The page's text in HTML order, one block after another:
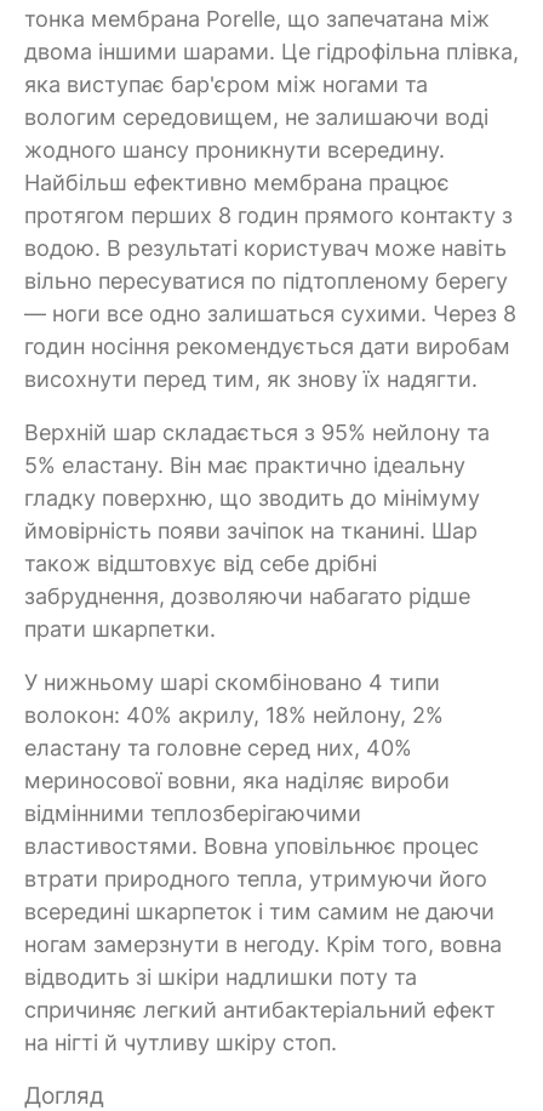
тонка мембрана Porelle, що запечатана між
двома іншими шарами. Це гідрофільна плівка,
яка виступає бар'єром між ногами та
вологим середовищем, не залишаючи воді
жодного шансу проникнути всередину.
Найбільш ефективно мембрана працює
протягом перших 8 годин прямого контакту з
водою. В результаті користувач може навіть
вільно пересуватися по підтопленому берегу
— ноги все одно залишаться сухими. Через 8
годин носіння рекомендується дати виробам
висохнути перед тим, як знову їх надягти.
Верхній шар складається з 95% нейлону та
5% еластану. Він має практично ідеальну
гладку поверхню, що зводить до мінімуму
ймовірність появи зачіпок на тканині. Шар
також відштовхує від себе дрібні
забруднення, дозволяючи набагато рідше
прати шкарпетки.
У нижньому шарі скомбіновано 4 типи
волокон: 40% акрилу, 18% нейлону, 2%
еластану та головне серед них, 40%
мериносової вовни, яка наділяє вироби
відмінними теплозберігаючими
властивостями. Вовна уповільнює процес
втрати природного тепла, утримуючи його
всередині шкарпеток і тим самим не даючи
ногам замерзнути в негоду. Крім того, вовна
відводить зі шкіри надлишки поту та
спричиняє легкий антибактеріальний ефект
на нігті й чутливу шкіру стоп.
Догляд